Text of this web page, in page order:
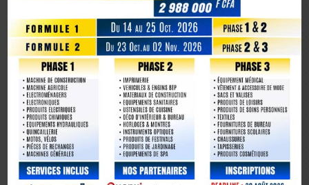
La Chine fête les 80 ans de la capitulation du Japon